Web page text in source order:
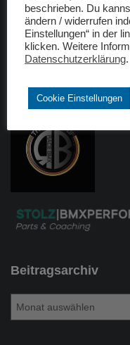
Freunde
raceBMX Germany
Beitragsarchiv
beschrieben. Du
ändern / widerrufen
Einstellungen“ in der
klicken. Weitere
Datenschutzerklärung.
Cookie Einstellungen